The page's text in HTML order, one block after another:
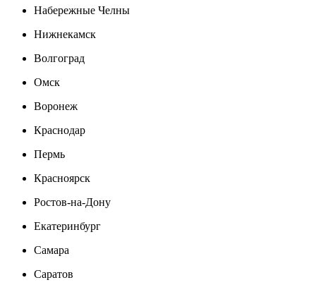
Набережные Челны
Нижнекамск
Волгоград
Омск
Воронеж
Краснодар
Пермь
Красноярск
Ростов-на-Дону
Екатеринбург
Самара
Саратов